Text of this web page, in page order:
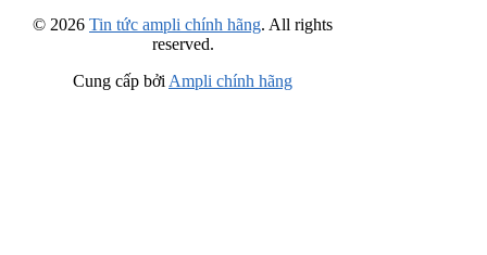
© 2026 Tin tức ampli chính hãng. All rights
reserved.
Cung cấp bởi Ampli chính hãng